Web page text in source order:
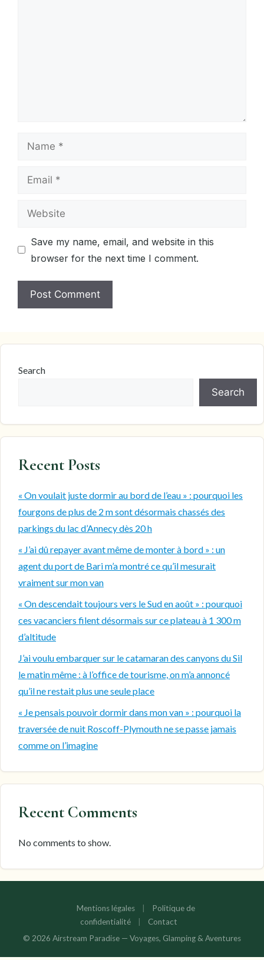
Name
Email
Website
Save my name, email, and website in this
browser for the next time I comment.
Search
Search
Recent Posts
« On voulait juste dormir au bord de l’eau » : pourquoi les
fourgons de plus de 2 m sont désormais chassés des
parkings du lac d’Annecy dès 20 h
« J’ai dû repayer avant même de monter à bord » : un
agent du port de Bari m’a montré ce qu’il mesurait
vraiment sur mon van
« On descendait toujours vers le Sud en août » : pourquoi
ces vacanciers filent désormais sur ce plateau à 1 300 m
d’altitude
J’ai voulu embarquer sur le catamaran des canyons du Sil
le matin même : à l’office de tourisme, on m’a annoncé
qu’il ne restait plus une seule place
« Je pensais pouvoir dormir dans mon van » : pourquoi la
traversée de nuit Roscoff-Plymouth ne se passe jamais
comme on l’imagine
Recent Comments
No comments to show.
Mentions légales
Politique de
confidentialité
Contact
© 2026 Airstream Paradise — Voyages, Glamping & Aventures